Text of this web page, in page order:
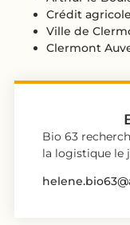
Crédit
Ville de
Clermont
Bio 63
la logistique le